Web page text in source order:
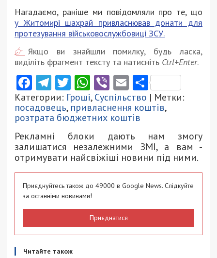
Нагадаємо, раніше ми повідомляли про те, що
у Житомирі шахрай привласнював донати для
протезування військовослужбовиці ЗСУ.
Якщо ви знайшли помилку, будь ласка,
виділіть фрагмент тексту та натисніть Ctrl+Enter.
Facebook
Telegram
Twitter
WhatsApp
ViberEmail
Категории: Гроші,Суспільство | Метки:
посадовець, привласнення коштів,
розтрата бюджетних коштів
Рекламні блоки дають нам змогу
залишатися незалежними ЗМІ, а вам -
отримувати найсвіжіші новини під ними.
Приєднуйтесь також до 49000 в Google News. Слідкуйте
за останніми новинами!
Приєднатися
Читайте також